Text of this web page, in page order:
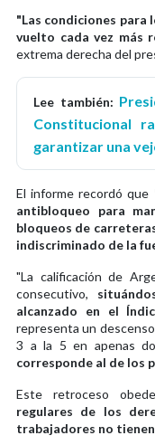
"Las condiciones para
vuelto cada vez más
extrema derecha del
Lee también:
Constitucional
garantizar una
El informe recordó que
antibloqueo para
bloqueos de
indiscriminado de la
"La calificación de
consecutivo,
alcanzado en el
representa un
3 a la 5 en apenas
corresponde al de los
Este retroceso
regulares de los
trabajadores no